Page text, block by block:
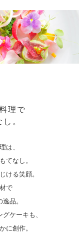
理で
。
は、
てなし。
ける笑顔。
で
品。
ケーキも、
に創作。